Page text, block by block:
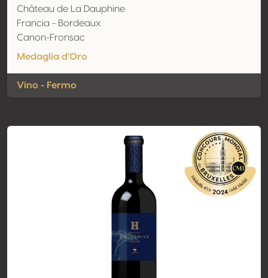
Château de La Dauphine
Francia - Bordeaux
Canon-Fronsac
Medaglia d'Oro
Vino - Fermo